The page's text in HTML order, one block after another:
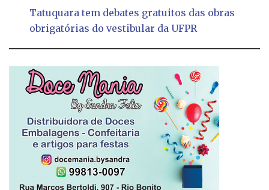
Tatuquara tem debates gratuitos das obras
obrigatórias do vestibular da UFPR